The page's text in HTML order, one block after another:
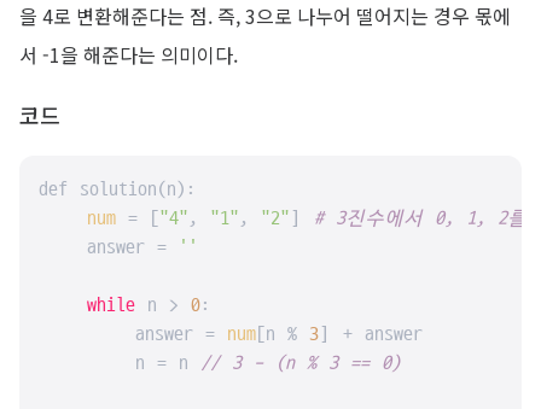
을 4로 변환해준다는 점. 즉, 3으로 나누어 떨어지는 경우 몫에
서 -1을 해준다는 의미이다.
코드
def solution(n):
num = ["4" , "1" , "2" ] # 3진수에서 0, 1, 2를
    answer =
''
while n > 0:
        answer =
num[n % 3] + answer
        n = n
// 3 - (n % 3 == 0)